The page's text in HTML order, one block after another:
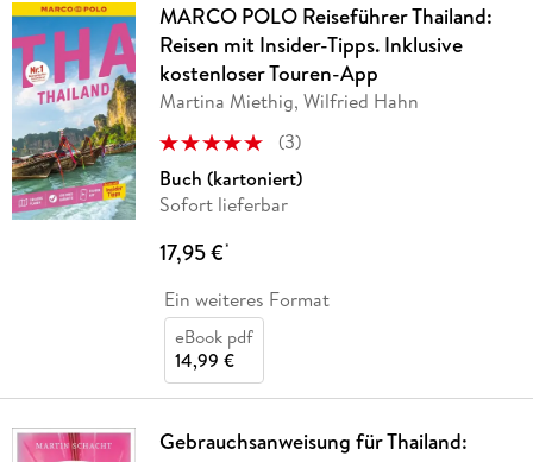
MARCO POLO Reiseführer Thailand:
Reisen mit Insider-Tipps. Inklusive
kostenloser Touren-App
Martina Miethig, Wilfried Hahn
(3)
Buch (kartoniert)
Sofort lieferbar
17,95 €*
Ein weiteres Format
eBook pdf
14,99 €
Gebrauchsanweisung für Thailand: